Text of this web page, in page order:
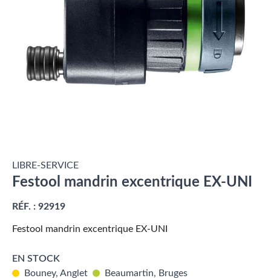
LIBRE-SERVICE
Festool mandrin excentrique EX-UNI
RÉF. : 92919
Festool mandrin excentrique EX-UNI
EN STOCK
Bouney, Anglet
Beaumartin, Bruges